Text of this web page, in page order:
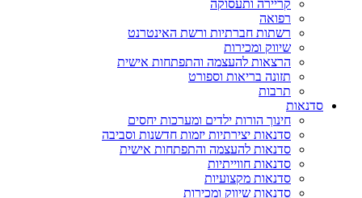
קריירה ותעסוקה
רפואה
רשתות חברתיות ורשת האינטרנט
שיווק ומכירות
הרצאות להעצמה והתפתחות אישית
תזונה בריאות וספורט
תרבות
סדנאות
חינוך הורות ילדים ומערכות יחסים
סדנאות יצירתיות יזמות חדשנות וסביבה
סדנאות להעצמה והתפתחות אישית
סדנאות חווייתיות
סדנאות מקצועיות
סדנאות שיווק ומכירות